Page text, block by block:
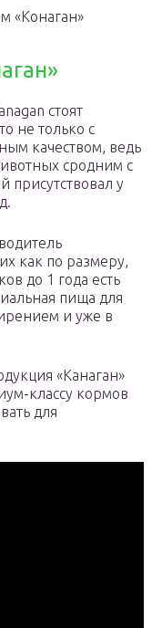
«Конаган»
стоят
не только с
качеством, ведь
сродним с
присутствовал у
как по размеру,
до 1 года есть
пища для
и уже в
«Канаган»
классу кормов
для